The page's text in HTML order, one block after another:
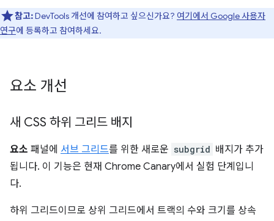
참고:DevTools 개선에 참여하고 싶으신가요? 여기에서 Google 사용자
연구에 등록하고 참여하세요.
요소 개선
새 CSS 하위 그리드 배지
요소 패널에 서브 그리드를 위한 새로운 subgrid 배지가 추가
됩니다. 이 기능은 현재 Chrome Canary에서 실험 단계입니
다.
하위 그리드이므로 상위 그리드에서 트랙의 수와 크기를 상속